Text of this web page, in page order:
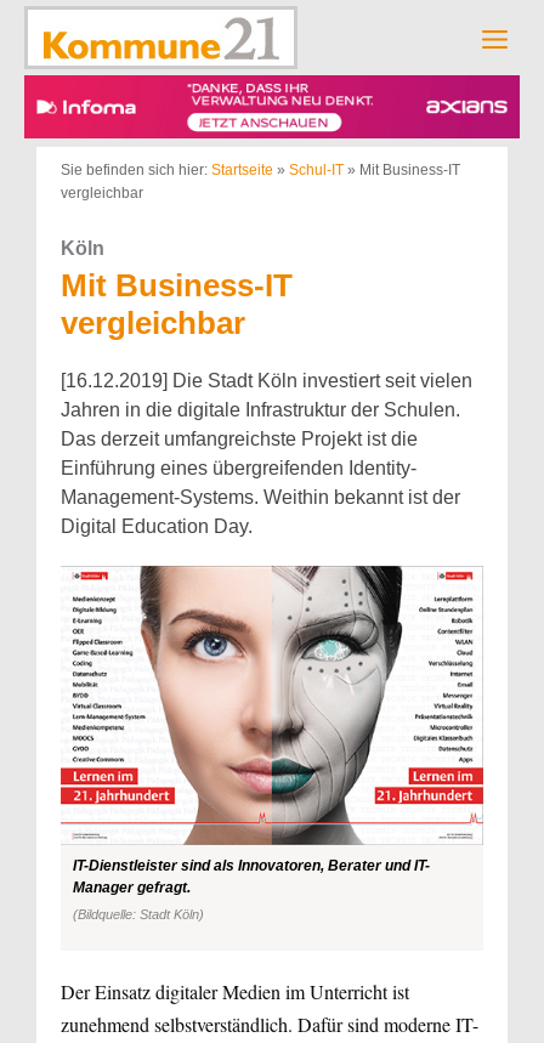
Zum
springen
Sie befinden sich hier: Startseite » Schul-IT » Mit Business-IT
vergleichbar
Köln
Mit Business-IT
vergleichbar
[16.12.2019] Die Stadt Köln investiert seit vielen
Jahren in die digitale Infrastruktur der Schulen.
Das derzeit umfangreichste Projekt ist die
Einführung eines übergreifenden Identity-
Management-Systems. Weithin bekannt ist der
Digital Education Day.
IT-Dienstleister sind als Innovatoren, Berater und IT-
Manager gefragt.
(Bildquelle: Stadt Köln)
Der Einsatz digitaler Medien im Unterricht ist
zunehmend selbstverständlich. Dafür sind moderne IT-